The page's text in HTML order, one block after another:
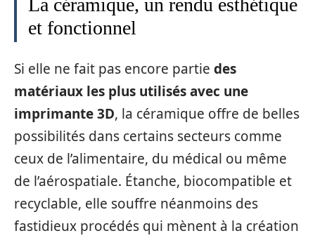
La céramique, un rendu esthétique
et fonctionnel
Si elle ne fait pas encore partie des
matériaux les plus utilisés avec une
imprimante 3D, la céramique offre de belles
possibilités dans certains secteurs comme
ceux de l’alimentaire, du médical ou même
de l’aérospatiale. Étanche, biocompatible et
recyclable, elle souffre néanmoins des
fastidieux procédés qui mènent à la création